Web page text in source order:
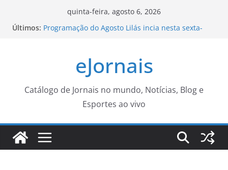
quinta-feira, agosto 6, 2026
Últimos: Programação do Agosto Lilás incia nesta sexta-
escolas após fim das férias – Agência de Notícias
Vira CG leva asfalto às Vilas Nogueira e Aimoré –
Diagnóstico tardio dá poucas chances de cura do
câncer de pulmão
Estudantes: ajudem a construir as regras das
eJornais
Catálogo de Jornais no mundo, Notícias, Blog e
Esportes ao vivo